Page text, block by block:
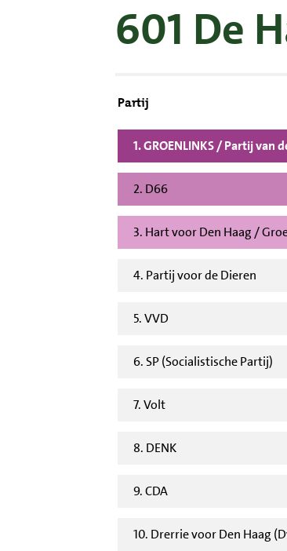
601 De
Partij
1. GROENLINKS / Partij van
2. D66
3. Hart voor Den Haag /
4. Partij voor de Dieren
5. VVD
6. SP (Socialistische Partij)
7. Volt
8. DENK
9. CDA
10. Drerrie voor Den Haag